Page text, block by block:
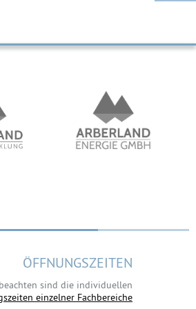
ÖFFNUNGSZEITEN
sind die individuellen
einzelner Fachbereiche